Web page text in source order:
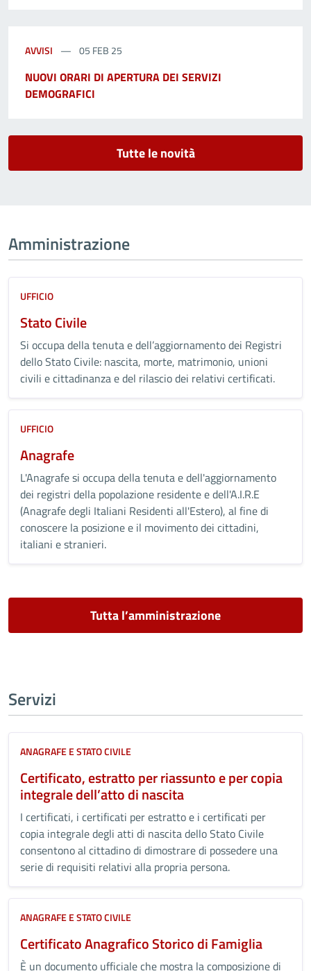
AVVISI 05 FEB 25
NUOVI ORARI DI APERTURA DEI SERVIZI
DEMOGRAFICI
Tutte le novità
Amministrazione
UFFICIO
Stato Civile
Si occupa della tenuta e dell’aggiornamento dei Registri
dello Stato Civile: nascita, morte, matrimonio, unioni
civili e cittadinanza e del rilascio dei relativi certificati.
UFFICIO
Anagrafe
L'Anagrafe si occupa della tenuta e dell'aggiornamento
dei registri della popolazione residente e dell'A.I.R.E
(Anagrafe degli Italiani Residenti all'Estero), al fine di
conoscere la posizione e il movimento dei cittadini,
italiani e stranieri.
Tutta l’amministrazione
Servizi
ANAGRAFE E STATO CIVILE
Certificato, estratto per riassunto e per copia
integrale dell’atto di nascita
I certificati, i certificati per estratto e i certificati per
copia integrale degli atti di nascita dello Stato Civile
consentono al cittadino di dimostrare di possedere una
serie di requisiti relativi alla propria persona.
ANAGRAFE E STATO CIVILE
Certificato Anagrafico Storico di Famiglia
È un documento ufficiale che mostra la composizione di